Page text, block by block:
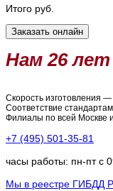
Итого руб.
Нам 26
Скорость изготовления
Соответствие
Филиалы по всей Москве
+7 (495) 501-35-81
часы работы: пн-пт с
Мы в реестре ГИБДД